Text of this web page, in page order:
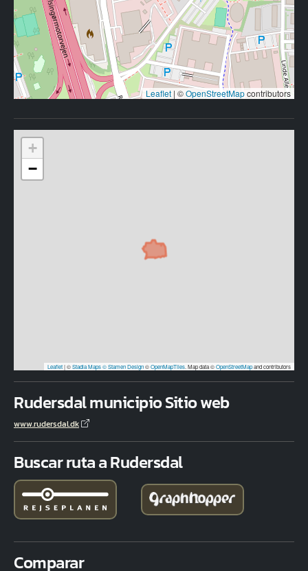
Leaflet | ©OpenStreetMapcontributors
+
−
Leaflet|©Stadia Maps© Stamen Design©OpenMapTiles . Map data ©OpenStreetMapand contributors
Rudersdal municipio Sitio web
www.rudersdal.dk
Buscar ruta a Rudersdal
Comparar